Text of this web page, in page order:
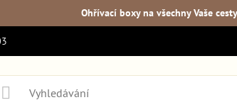
Ohřívací boxy na všechny Vaše cesty